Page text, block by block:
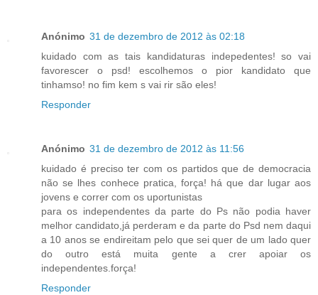
Anónimo 31 de dezembro de 2012 às 02:18
kuidado com as tais kandidaturas indepedentes! so vai
favorescer o psd! escolhemos o pior kandidato que
tinhamso! no fim kem s vai rir são eles!
Responder
Anónimo 31 de dezembro de 2012 às 11:56
kuidado é preciso ter com os partidos que de democracia
não se lhes conhece pratica, força! há que dar lugar aos
jovens e correr com os uportunistas
para os independentes da parte do Ps não podia haver
melhor candidato,já perderam e da parte do Psd nem daqui
a 10 anos se endireitam pelo que sei quer de um lado quer
do outro está muita gente a crer apoiar os
independentes.força!
Responder